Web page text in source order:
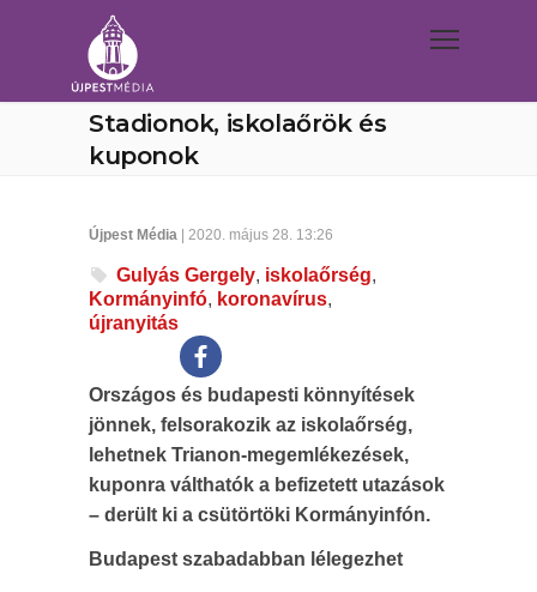
Stadionok, iskolaőrök és
kuponok
Újpest Média | 2020. május 28. 13:26
Gulyás Gergely, iskolaőrség,
Kormányinfó, koronavírus,
újranyitás
Országos és budapesti könnyítések
jönnek, felsorakozik az iskolaőrség,
lehetnek Trianon-megemlékezések,
kuponra válthatók a befizetett utazások
– derült ki a csütörtöki Kormányinfón.
Budapest szabadabban lélegezhet